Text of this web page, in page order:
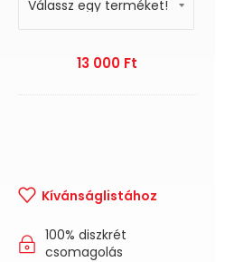
13 000 Ft
Kívánságlistához
100% diszkrét
csomagolás